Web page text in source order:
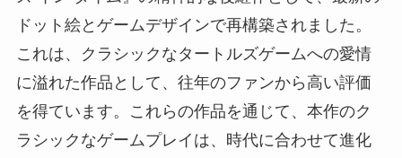
ドット絵とゲームデザインで再構築されました。
これは、クラシックなタートルズゲームへの愛情
に溢れた作品として、往年のファンから高い評価
を得ています。これらの作品を通じて、本作のク
ラシックなゲームプレイは、時代に合わせて進化